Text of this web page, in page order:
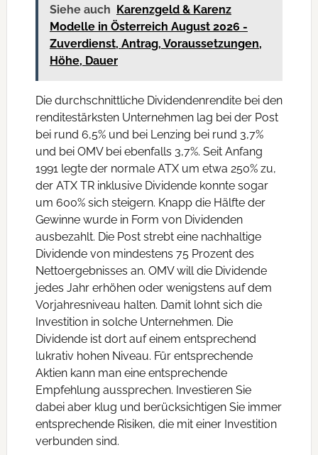
Siehe auch Karenzgeld & Karenz
Modelle in Österreich August 2026 -
Zuverdienst, Antrag, Voraussetzungen,
Höhe, Dauer
Die durchschnittliche Dividendenrendite bei den
renditestärksten Unternehmen lag bei der Post
bei rund 6,5% und bei Lenzing bei rund 3,7%
und bei OMV bei ebenfalls 3,7%. Seit Anfang
1991 legte der normale ATX um etwa 250% zu,
der ATX TR inklusive Dividende konnte sogar
um 600% sich steigern. Knapp die Hälfte der
Gewinne wurde in Form von Dividenden
ausbezahlt. Die Post strebt eine nachhaltige
Dividende von mindestens 75 Prozent des
Nettoergebnisses an. OMV will die Dividende
jedes Jahr erhöhen oder wenigstens auf dem
Vorjahresniveau halten. Damit lohnt sich die
Investition in solche Unternehmen. Die
Dividende ist dort auf einem entsprechend
lukrativ hohen Niveau. Für entsprechende
Aktien kann man eine entsprechende
Empfehlung aussprechen. Investieren Sie
dabei aber klug und berücksichtigen Sie immer
entsprechende Risiken, die mit einer Investition
verbunden sind.